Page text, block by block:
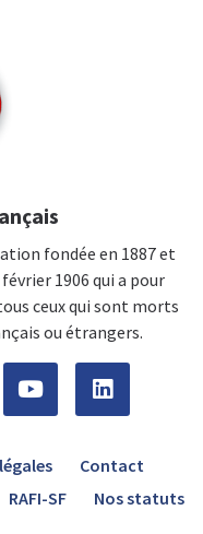
fondée en 1887 et
1906 qui a pour
ceux qui sont morts
ou étrangers.
Contact
RAFI-SF Nos statuts